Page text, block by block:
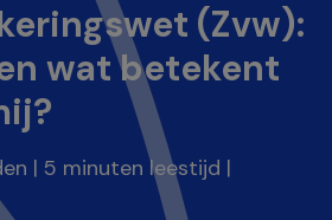
(Zvw):
wat betekent
| 5 minuten leestijd |